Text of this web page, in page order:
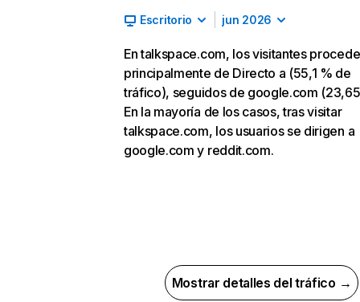
Escritorio jun 2026
En talkspace.com, los visitantes
principalmente de Directo a (55,1 % de
tráfico), seguidos de google.com
En la mayoría de los casos, tras visitar
talkspace.com, los usuarios se dirigen a
google.com y reddit.com.
Mostrar detalles del tráfico →